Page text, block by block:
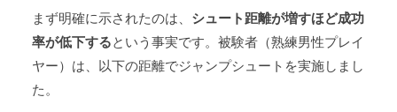
まず明確に示されたのは、 シュート距離が増すほど成功
率が低下するという事実です。被験者（熟練男性プレイ
ヤー）は、以下の距離でジャンプシュートを実施しまし
た。